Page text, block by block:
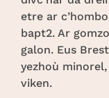
etre ar
bapt2. Ar
galon. Eus
yezhoù
viken.